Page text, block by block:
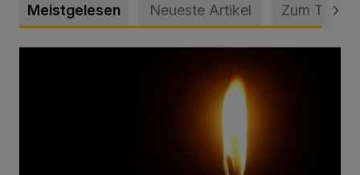
Meistgelesen Neueste Artikel Zum Thema